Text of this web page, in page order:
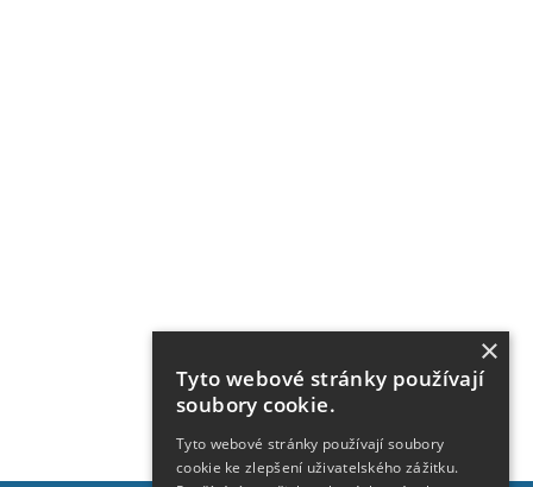
×
Tyto webové stránky používají
soubory cookie.
Tyto webové stránky používají soubory
cookie ke zlepšení uživatelského zážitku.